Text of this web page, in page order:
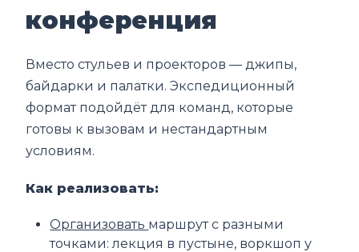
конференция
Вместо стульев и проекторов — джипы,
байдарки и палатки. Экспедиционный
формат подойдёт для команд, которые
готовы к вызовам и нестандартным
условиям.
Как реализовать:
Организовать маршрут с разными
точками: лекция в пустыне, воркшоп у